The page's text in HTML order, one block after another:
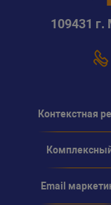
109431 г.
Контекстная
Email